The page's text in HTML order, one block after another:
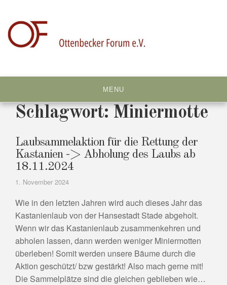
content
MENU
Schlagwort: Miniermotte
Laubsammelaktion für die Rettung der
Kastanien -> Abholung des Laubs ab
18.11.2024
1. November 2024
Wie in den letzten Jahren wird auch dieses Jahr das
Kastanienlaub von der Hansestadt Stade abgeholt.
Wenn wir das Kastanienlaub zusammenkehren und
abholen lassen, dann werden weniger Miniermotten
überleben! Somit werden unsere Bäume durch die
Aktion geschützt/ bzw gestärkt! Also mach gerne mit!
Die Sammelplätze sind die gleichen geblieben wie…